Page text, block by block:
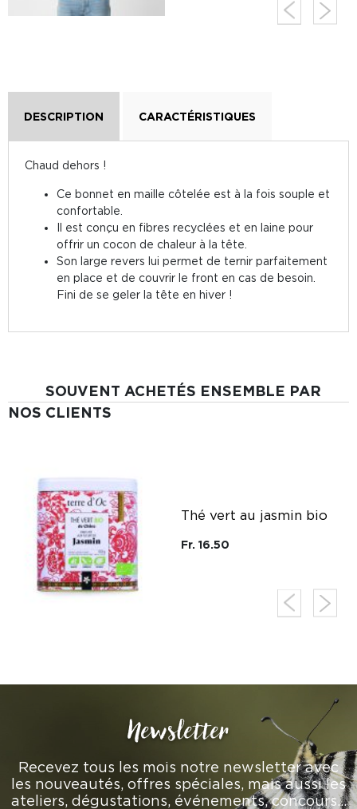
DESCRIPTION CARACTÉRISTIQUES
Chaud dehors !
Ce bonnet en maille côtelée est à la fois souple et
confortable.
Il est conçu en fibres recyclées et en laine pour
offrir un cocon de chaleur à la tête.
Son large revers lui permet de ternir parfaitement
en place et de couvrir le front en cas de besoin.
Fini de se geler la tête en hiver !
SOUVENT ACHETÉS ENSEMBLE PAR
NOS CLIENTS
Thé vert au jasmin bio
Fr. 16.50
Newsletter
Recevez tous les mois notre newsletter avec
les nouveautés, offres spéciales, mais aussi les
ateliers, dégustations, événements, concours…